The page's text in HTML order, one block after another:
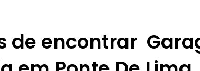
de encontrar